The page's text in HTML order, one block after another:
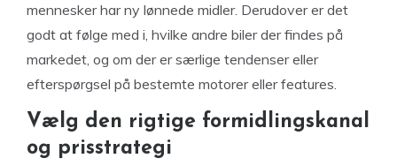
mennesker har ny lønnede midler. Derudover er det
godt at følge med i, hvilke andre biler der findes på
markedet, og om der er særlige tendenser eller
efterspørgsel på bestemte motorer eller features.
Vælg den rigtige formidlingskanal
og prisstrategi